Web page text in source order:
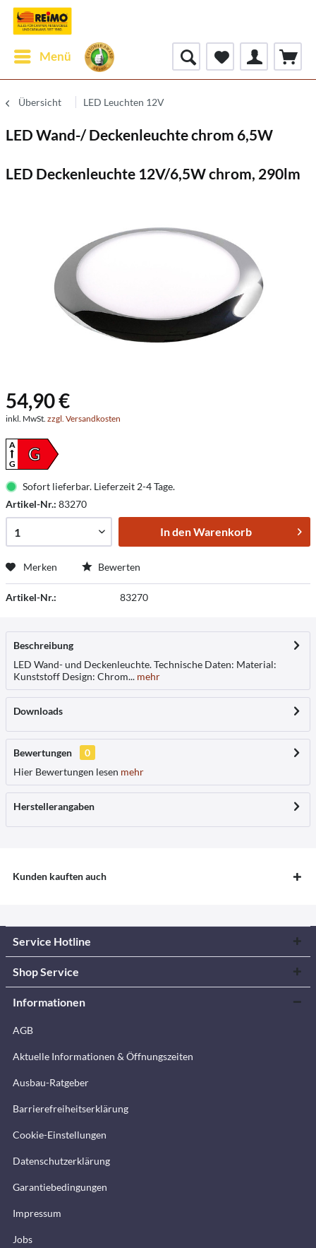
Menü
Übersicht LED Leuchten 12V
LED Wand-/ Deckenleuchte chrom 6,5W
LED Deckenleuchte 12V/6,5W chrom, 290lm
54,90 €
inkl. MwSt. zzgl. Versandkosten
G
A
G
Sofort lieferbar. Lieferzeit 2-4 Tage.
Artikel-Nr.: 83270
In denWarenkorb
Merken Bewerten
Artikel-Nr.: 83270
Beschreibung
LED Wand- und Deckenleuchte. Technische Daten: Material:
Kunststoff Design: Chrom... mehr
Downloads
Bewertungen
0
Hier Bewertungen lesen mehr
Herstellerangaben
Kunden kauften auch
Service Hotline
Shop Service
Informationen
AGB
Aktuelle Informationen & Öffnungszeiten
Ausbau-Ratgeber
Barrierefreiheitserklärung
Cookie-Einstellungen
Datenschutzerklärung
Garantiebedingungen
Impressum
Jobs